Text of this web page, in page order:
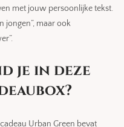
met jouw persoonlijke tekst.
jongen”, maar ook
je in deze
Urban Green bevat